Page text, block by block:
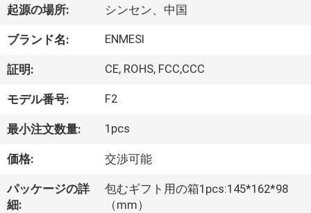
ク
ト
私
達
つ
い
起源の場所: シンセン、中国
ブランド名: ENMESI
証明: CE, ROHS, FCC,CCC
モデル番号: F2
最小注文数量: 1pcs
価格: 交渉可能
パッケージの詳
細:
包むギフト用の箱1pcs:145*162*98
（mm）